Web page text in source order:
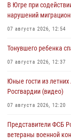
В Югре при
нарушений
07 августа 2026, 12:54
Тонувшего ребенка
07 августа 2026, 12:37
Юные гости из летних
Росгвардии (видео)
07 августа 2026, 12:20
Представители ФСБ
ветераны военной